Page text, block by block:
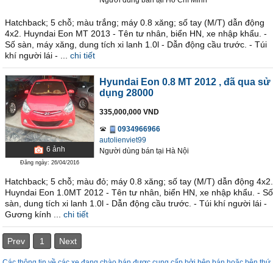
Hatchback; 5 chỗ; màu trắng; máy 0.8 xăng; số tay (M/T) dẫn động
4x2. Huyndai Eon MT 2013 - Tên tư nhân, biển HN, xe nhập khẩu. -
Số sàn, máy xăng, dung tích xi lanh 1.0l - Dẫn động cầu trước. - Túi
khí người lái - ...
chi tiết
6 ảnh
Đăng ngày: 26/04/2016
Hyundai Eon 0.8 MT 2012 , đã qua sử
dụng 28000
335,000,000 VND
0934966966
autolienviet99
Người dùng bán tại Hà Nội
Hatchback; 5 chỗ; màu đỏ; máy 0.8 xăng; số tay (M/T) dẫn động 4x2.
Huyndai Eon 1.0MT 2012 - Tên tư nhân, biển HN, xe nhập khẩu. - Số
sàn, dung tích xi lanh 1.0l - Dẫn động cầu trước. - Túi khí người lái -
Gương kính ...
chi tiết
Prev 1 Next